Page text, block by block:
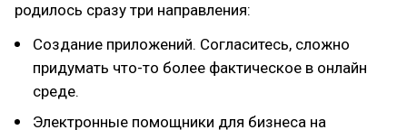
родилось сразу три направления:
Создание приложений. Согласитесь, сложно
придумать что-то более фактическое в онлайн
среде.
Электронные помощники для бизнеса на